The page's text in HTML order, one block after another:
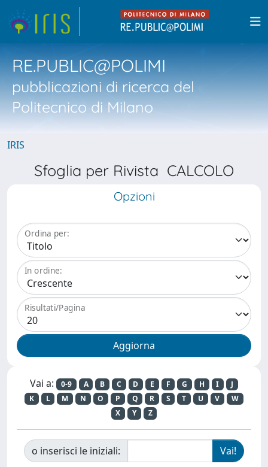
RE.PUBLIC@POLIMI
pubblicazioni di ricerca del
Politecnico di Milano
IRIS
Sfoglia per Rivista CALCOLO
Opzioni
Ordina per:
In ordine:
Risultati/Pagina
Vai a: 0-9 A B C D E F G H I
J
K
L M N O P Q R S T U V
W
X
Y Z
o inserisci le iniziali: